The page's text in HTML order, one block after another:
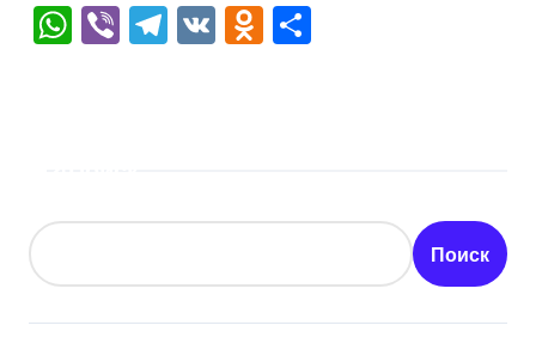
WhatsApp
ViberTelegram
VK Odnoklassniki
Поиск